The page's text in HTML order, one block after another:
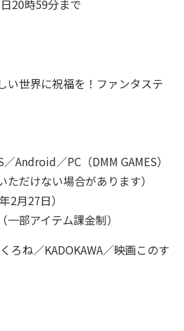
20時59分まで
い世界に祝福を！ファンタステ
Android／PC（DMM GAMES）
ただけない場合があります）
2月27日）
部アイテム課金制）
ろね／KADOKAWA／映画このす